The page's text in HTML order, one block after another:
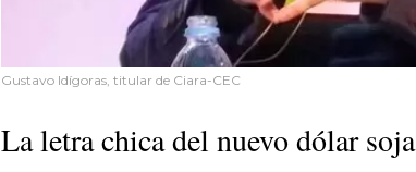
Gustavo Idígoras, titular de Ciara-CEC
La letra chica del nuevo dólar soja